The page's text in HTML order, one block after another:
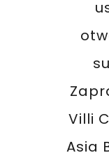
Villi
Asia